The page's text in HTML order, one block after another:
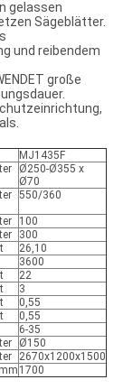
gelassen
Sägeblätter.
und reibendem
große
MJ1435F
Ø250-Ø355 x
Ø70
550/360
100
300
26,10
3600
22
3
0,55
0,55
6-35
Ø150
2670x1200x1500
1700